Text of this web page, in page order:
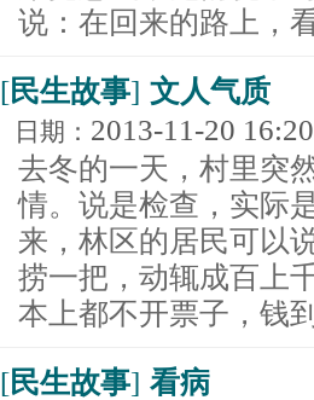
说：在回来的路上，
[民生故事] 文人气质
日期： 2013-11-20
去冬的一天，村里突
情。说是检查，实际
来，林区的居民可以
捞一把，动辄成百上
本上都不开票子，钱
[民生故事] 看病